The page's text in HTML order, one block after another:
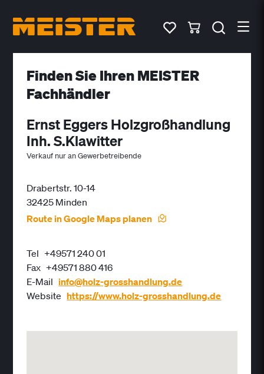
Finden Sie Ihren MEISTER
Fachhändler
Ernst Eggers Holzgroßhandlung
Inh. S.Klawitter
Verkauf nur an Gewerbetreibende
Drabertstr. 10-14
32425 Minden
Route in Google Maps planen
Tel +49571 240 01
Fax +49571 880 416
E-Mail info@holz-grosshandlung.de
Website https://www.holz-grosshandlung.de